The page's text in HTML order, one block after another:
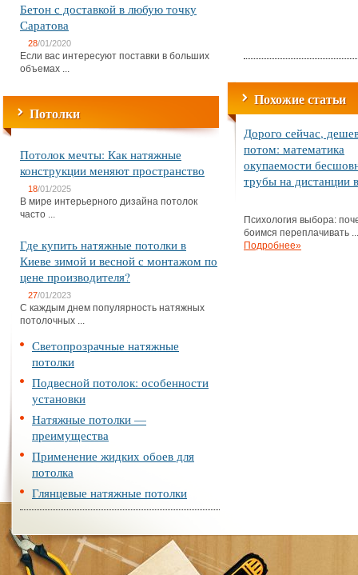
Бетон с доставкой в любую точку
Саратова
28/01/2020
Если вас интересуют поставки в больших
объемах ...
Потолки
Потолок мечты: Как натяжные
конструкции меняют пространство
18/01/2025
В мире интерьерного дизайна потолок
часто ...
Где купить натяжные потолки в
Киеве зимой и весной с монтажом по
цене производителя?
27/01/2023
С каждым днем популярность натяжных
потолочных ...
Светопрозрачные натяжные
потолки
Подвесной потолок: особенности
установки
Натяжные потолки —
преимущества
Применение жидких обоев для
потолка
Глянцевые натяжные потолки
Похожие статьи
Дорого сейчас,
потом: математика
окупаемости
трубы на дистанции
Психология выбора:
боимся переплачивать ...
Подробнее»